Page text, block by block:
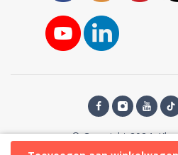
© Copyright 2024,